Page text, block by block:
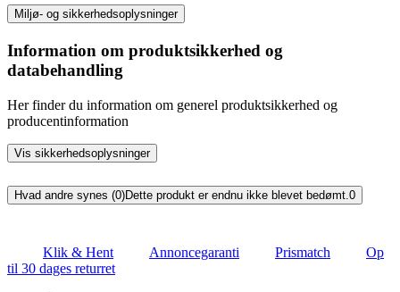
Miljø- og sikkerhedsoplysninger
Information om produktsikkerhed og
databehandling
Her finder du information om generel produktsikkerhed og
producentinformation
Vis sikkerhedsoplysninger
Hvad andre synes (0)Dette produkt er endnu ikke blevet bedømt. 0
Klik & Hent Annoncegaranti Prismatch
Op
til 30 dages returret